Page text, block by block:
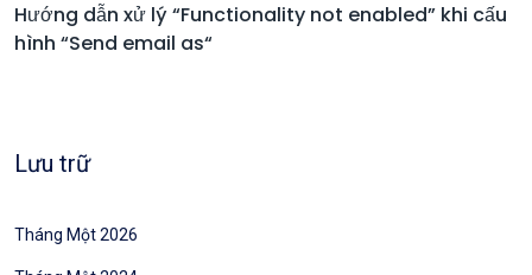
Hướng dẫn xử lý “Functionality not enabled” khi cấu
hình “Send email as“
Lưu trữ
Tháng Một 2026